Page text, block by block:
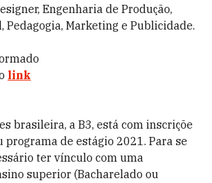
Engenharia de Produção,
Pedagogia, Marketing e Publicidade.
link
brasileira, a B3, está com inscriçõe
programa de estágio 2021. Para se
ter vínculo com uma
superior (Bacharelado ou